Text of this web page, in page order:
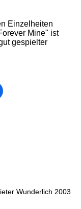
Einzelheiten
Mine" ist
gespielter
Wunderlich 2003